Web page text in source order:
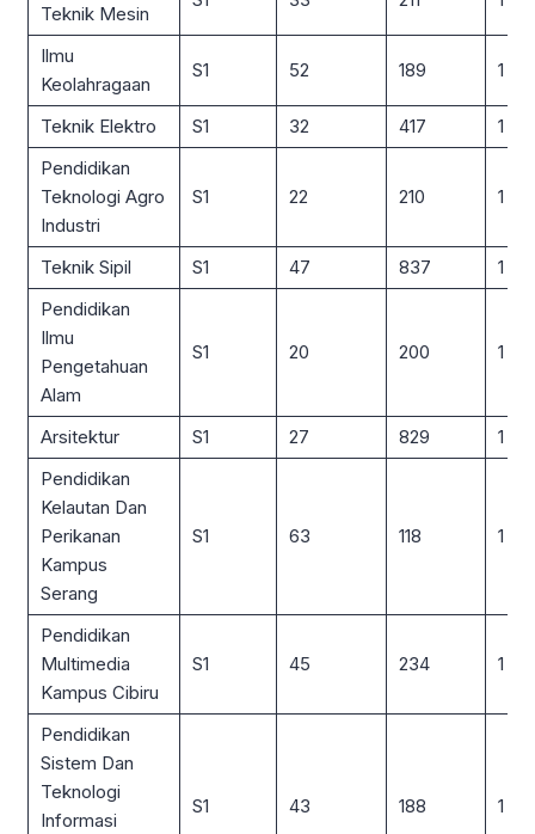
Teknik Mesin
Ilmu
Keolahragaan
S1 52 189 1 : 4
Teknik Elektro S1 32 417
1 : 13
Pendidikan
Teknologi Agro
Industri
S1 22 210 1 : 10
Teknik Sipil S1 47 837
1 : 18
Pendidikan
Ilmu
Pengetahuan
Alam
S1 20 200 1 : 10
Arsitektur S1 27 829
1 : 31
Pendidikan
Kelautan Dan
Perikanan
Kampus
Serang
S1 63 118 1 : 2
Pendidikan
Multimedia
Kampus Cibiru
S1 45 234 1 : 5
Pendidikan
Sistem Dan
Teknologi
Informasi
S1 43 188 1 : 4